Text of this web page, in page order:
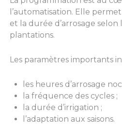
l’automatisation. Elle
et la durée d’arrosage selon
plantations.
Les paramètres importants
les heures d’arrosage
la fréquence des cycles ;
la durée d’irrigation ;
l’adaptation aux saisons.